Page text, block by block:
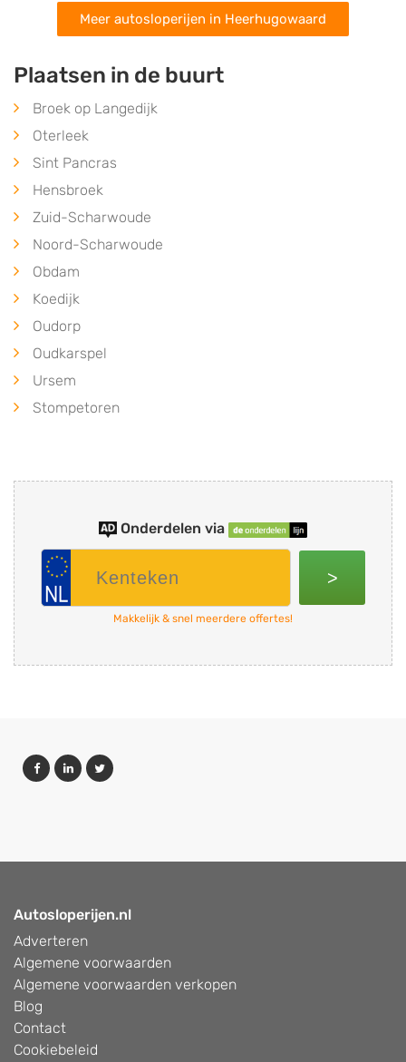
Meer autosloperijen in Heerhugowaard
Plaatsen in de buurt
Broek op Langedijk
Oterleek
Sint Pancras
Hensbroek
Zuid-Scharwoude
Noord-Scharwoude
Obdam
Koedijk
Oudorp
Oudkarspel
Ursem
Stompetoren
Onderdelen via
>
Makkelijk & snel meerdere offertes!
Autosloperijen.nl
Adverteren
Algemene voorwaarden
Algemene voorwaarden verkopen
Blog
Contact
Cookiebeleid